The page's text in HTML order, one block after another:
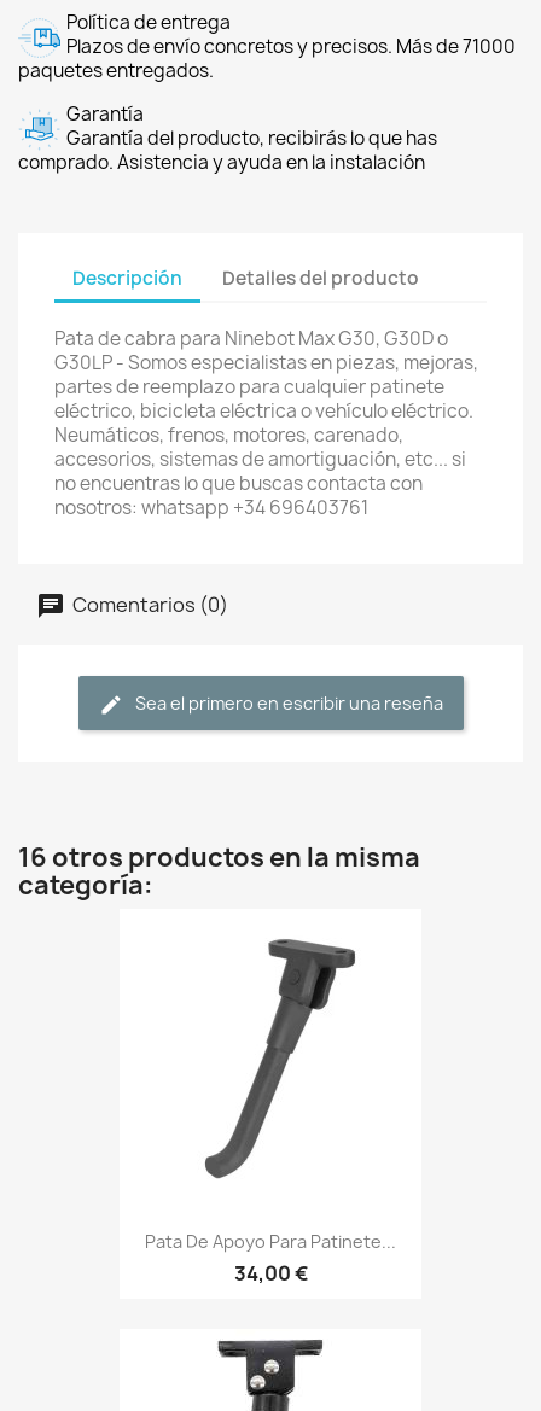
Política de entrega
Plazos de envío concretos y precisos. Más de 71000
paquetes entregados.
Garantía
Garantía del producto, recibirás lo que has
comprado. Asistencia y ayuda en la instalación
Descripción Detalles del producto
Pata de cabra para Ninebot Max G30, G30D o
G30LP - Somos especialistas en piezas, mejoras,
partes de reemplazo para cualquier patinete
eléctrico, bicicleta eléctrica o vehículo eléctrico.
Neumáticos, frenos, motores, carenado,
accesorios, sistemas de amortiguación, etc... si
no encuentras lo que buscas contacta con
nosotros: whatsapp +34 696403761
Comentarios (0)
Sea el primero en escribir una reseña
16 otros productos en la misma
categoría:
Pata De Apoyo Para Patinete...
34,00 €